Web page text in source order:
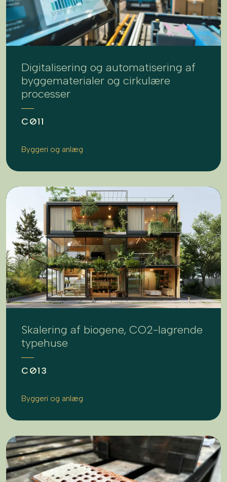
Digitalisering og automatisering af
byggematerialer og cirkulære
processer
CØ11
Byggeri og anlæg
Skalering af biogene, CO2-lagrende
typehuse
CØ13
Byggeri og anlæg